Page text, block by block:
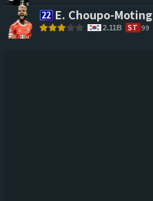
E. Choupo-Moting
2.11B ST 99